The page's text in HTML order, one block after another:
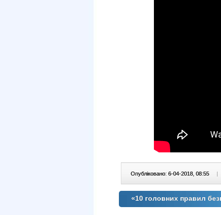
Опубліковано: 6-04-2018, 08:55 |
«10 головних правил